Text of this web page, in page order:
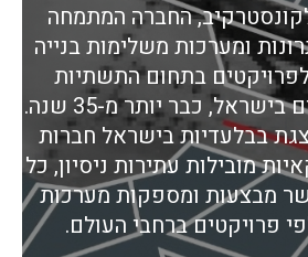
החברה המתמחה
ומערכות משלימות בנייה
בתחום התשתיות
ולמפעלים הטרומיים בישראל, כבר יותר מ-35 שנה.
בבלעדיות בישראל חברות
מובילות עתירות ניסיון, כל
מבצעות ומספקות מערכות
פרויקטים ברחבי העולם.